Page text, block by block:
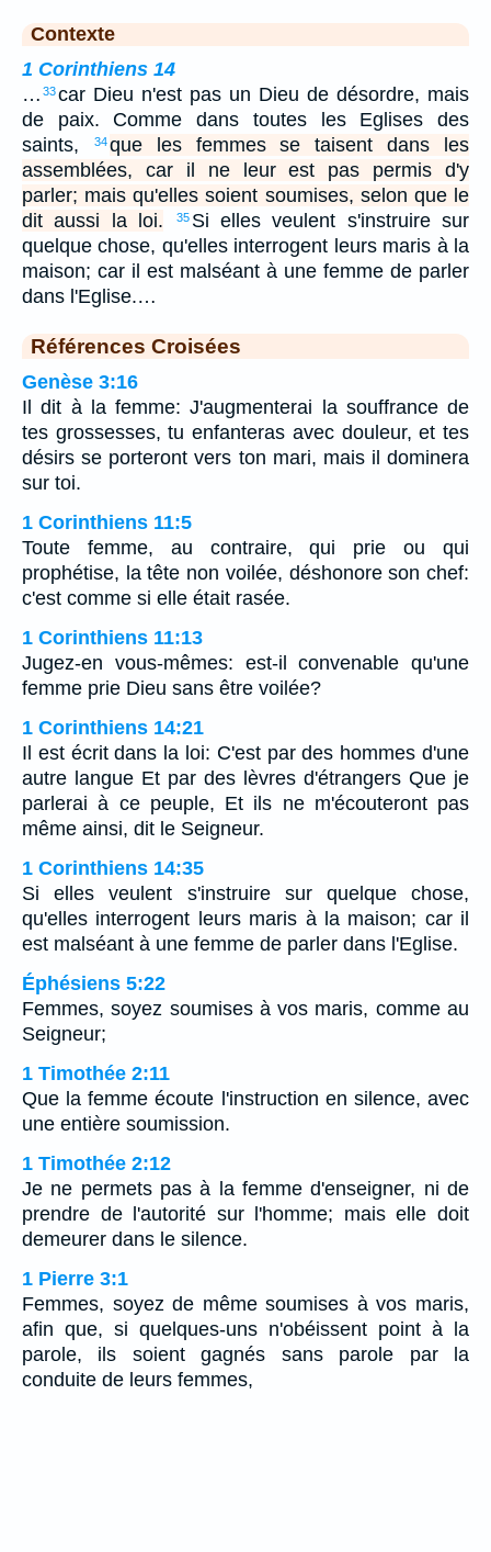
Contexte
1 Corinthiens 14
… 33car Dieu n'est pas un Dieu de désordre, mais
de paix. Comme dans toutes les Eglises des
saints,
34que les femmes se taisent dans les
assemblées, car il ne leur est pas permis d'y
parler; mais qu'elles soient soumises, selon que le
dit aussi la loi.
35 Si elles veulent s'instruire sur
quelque chose, qu'elles interrogent leurs maris à la
maison; car il est malséant à une femme de parler
dans l'Eglise.…
Références Croisées
Genèse 3:16
Il dit à la femme: J'augmenterai la souffrance de
tes grossesses, tu enfanteras avec douleur, et tes
désirs se porteront vers ton mari, mais il dominera
sur toi.
1 Corinthiens 11:5
Toute femme, au contraire, qui prie ou qui
prophétise, la tête non voilée, déshonore son chef:
c'est comme si elle était rasée.
1 Corinthiens 11:13
Jugez-en vous-mêmes: est-il convenable qu'une
femme prie Dieu sans être voilée?
1 Corinthiens 14:21
Il est écrit dans la loi: C'est par des hommes d'une
autre langue Et par des lèvres d'étrangers Que je
parlerai à ce peuple, Et ils ne m'écouteront pas
même ainsi, dit le Seigneur.
1 Corinthiens 14:35
Si elles veulent s'instruire sur quelque chose,
qu'elles interrogent leurs maris à la maison; car il
est malséant à une femme de parler dans l'Eglise.
Éphésiens 5:22
Femmes, soyez soumises à vos maris, comme au
Seigneur;
1 Timothée 2:11
Que la femme écoute l'instruction en silence, avec
une entière soumission.
1 Timothée 2:12
Je ne permets pas à la femme d'enseigner, ni de
prendre de l'autorité sur l'homme; mais elle doit
demeurer dans le silence.
1 Pierre 3:1
Femmes, soyez de même soumises à vos maris,
afin que, si quelques-uns n'obéissent point à la
parole, ils soient gagnés sans parole par la
conduite de leurs femmes,